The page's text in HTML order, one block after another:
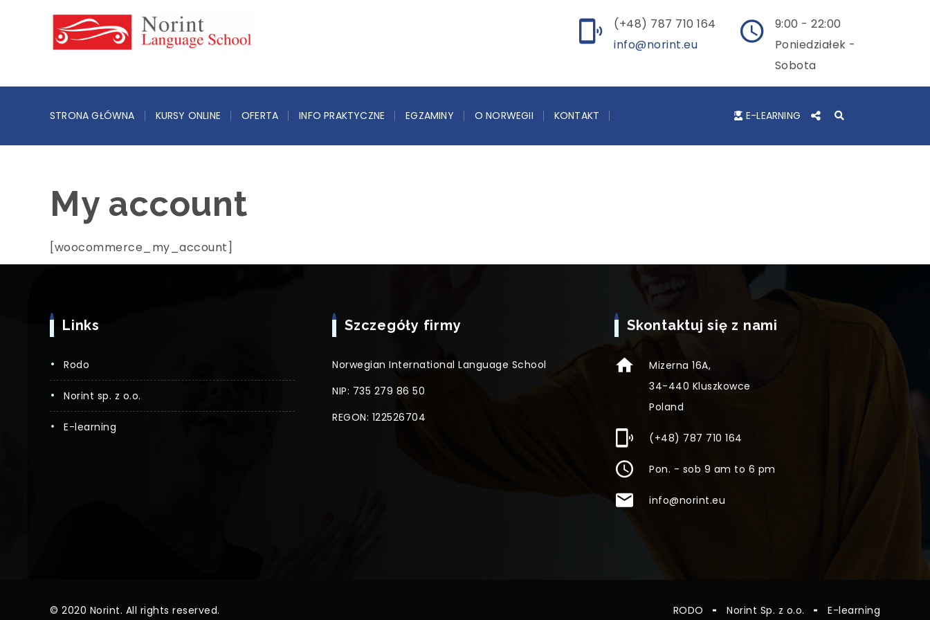
(+48) 787 710 164
info@norint.eu
9:00 - 22:00
Poniedziałek -
Sobota
STRONA GŁÓWNA KURSY ONLINE OFERTA INFO PRAKTYCZNE EGZAMINY O NORWEGII KONTAKT E-LEARNING
My account
[woocommerce_my_account]
Links
rodo
norint sp. z o.o.
e-learning
Szczegóły firmy
Norwegian International Language School
NIP: 735 279 86 50
REGON: 122526704
Skontaktuj się z nami
Mizerna 16A,
34-440 Kluszkowce
Poland
(+48) 787 710 164
Pon. - sob 9 am to 6 pm
info@norint.eu
© 2020 Norint. All rights reserved. RODO Norint Sp. z o.o. E-learning